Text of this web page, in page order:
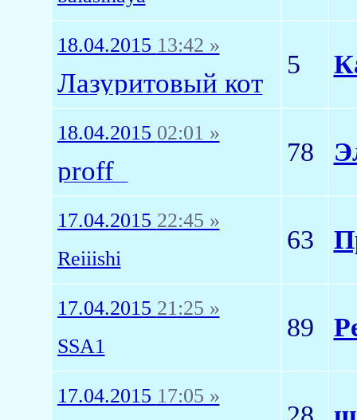
18.04.2015 13:42 »
Лазуритовый кот
5
18.04.2015 02:01 »
proff_
78
17.04.2015 22:45 »
Reiiishi
63
17.04.2015 21:25 »
SSA1
89
17.04.2015 17:05 »